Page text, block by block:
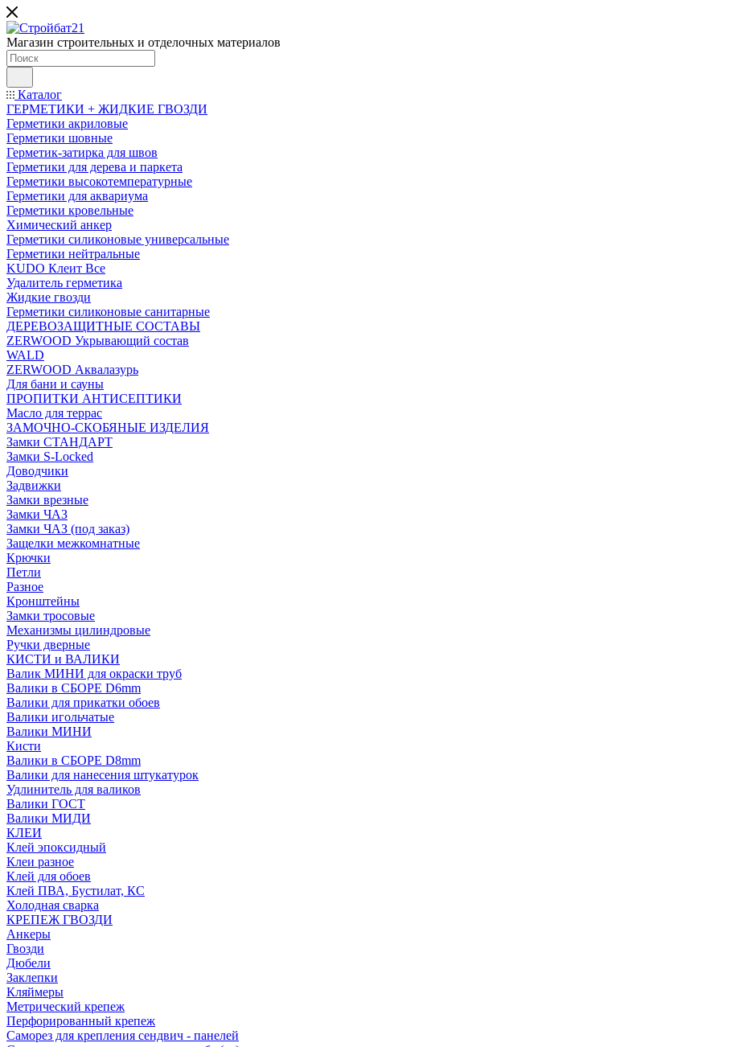
Магазин строительных и отделочных материалов
Каталог
ГЕРМЕТИКИ + ЖИДКИЕ ГВОЗДИ
Герметики акриловые
Герметики шовные
Герметик-затирка для швов
Герметики для дерева и паркета
Герметики высокотемпературные
Герметики для аквариума
Герметики кровельные
Химический анкер
Герметики силиконовые универсальные
Герметики нейтральные
KUDO Клеит Все
Удалитель герметика
Жидкие гвозди
Герметики силиконовые санитарные
ДЕРЕВОЗАЩИТНЫЕ СОСТАВЫ
ZERWOOD Укрывающий состав
WALD
ZERWOOD Аквалазурь
Для бани и сауны
ПРОПИТКИ АНТИСЕПТИКИ
Масло для террас
ЗАМОЧНО-СКОБЯНЫЕ ИЗДЕЛИЯ
Замки СТАНДАРТ
Замки S-Locked
Доводчики
Задвижки
Замки врезные
Замки ЧАЗ
Замки ЧАЗ (под заказ)
Защелки межкомнатные
Крючки
Петли
Разное
Кронштейны
Замки тросовые
Механизмы цилиндровые
Ручки дверные
КИСТИ и ВАЛИКИ
Валик МИНИ для окраски труб
Валики в СБОРЕ D6mm
Валики для прикатки обоев
Валики игольчатые
Валики МИНИ
Кисти
Валики в СБОРЕ D8mm
Валики для нанесения штукатурок
Удлинитель для валиков
Валики ГОСТ
Валики МИДИ
КЛЕИ
Клей эпоксидный
Клеи разное
Клей для обоев
Клей ПВА, Бустилат, КС
Холодная сварка
КРЕПЕЖ ГВОЗДИ
Анкеры
Гвозди
Дюбели
Заклепки
Кляймеры
Метрический крепеж
Перфорированный крепеж
Саморез для крепления сендвич - панелей